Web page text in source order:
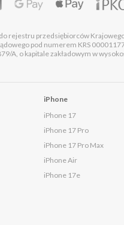
rejestru przedsiębiorców
pod numerem KRS
A, o kapitale zakładowym w
iPhone
iPhone 17
iPhone 17 Pro
iPhone 17 Pro Max
iPhone Air
iPhone 17e